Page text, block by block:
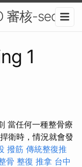
審核-seo
1
當任何一種整骨療
衛時，情況就會發
撥筋 傳統整復推
骨 整復 推拿 台中